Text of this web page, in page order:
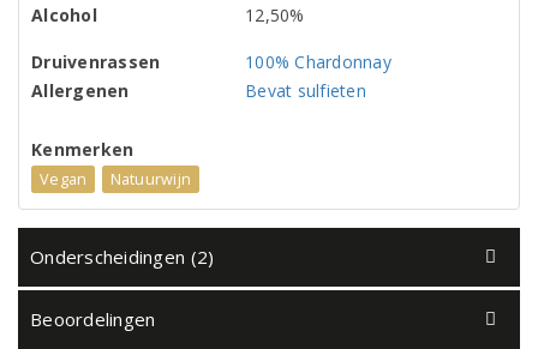
Alcohol
12,50%
Druivenrassen
100% Chardonnay
Allergenen
Bevat sulfieten
Kenmerken
Vegan Natuurwijn
Onderscheidingen (2)
Beoordelingen